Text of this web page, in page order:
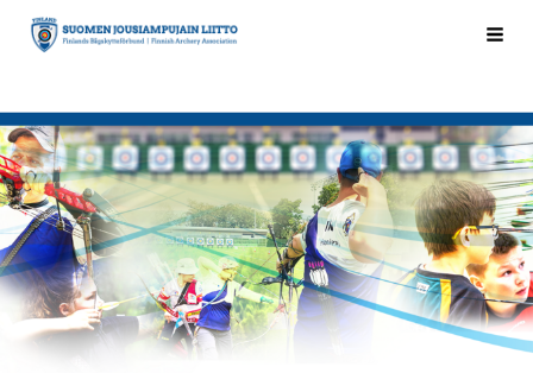
Siirry
sivun
Suomen Jousiampujain Liitto ry